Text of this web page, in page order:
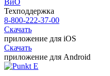
ВиО
Техподдержка
8-800-222-37-00
Скачать
приложение для iOS
Скачать
приложение для Android